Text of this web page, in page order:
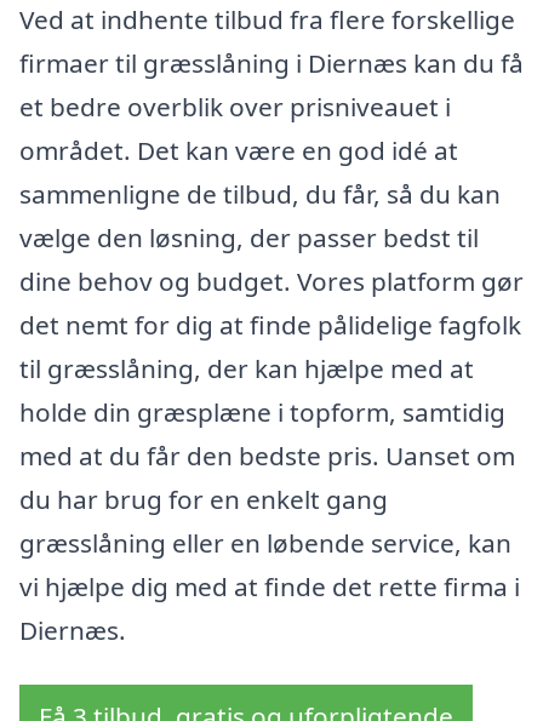
Ved at indhente tilbud fra flere forskellige
firmaer til græsslåning i Diernæs kan du få
et bedre overblik over prisniveauet i
området. Det kan være en god idé at
sammenligne de tilbud, du får, så du kan
vælge den løsning, der passer bedst til
dine behov og budget. Vores platform gør
det nemt for dig at finde pålidelige fagfolk
til græsslåning, der kan hjælpe med at
holde din græsplæne i topform, samtidig
med at du får den bedste pris. Uanset om
du har brug for en enkelt gang
græsslåning eller en løbende service, kan
vi hjælpe dig med at finde det rette firma i
Diernæs.